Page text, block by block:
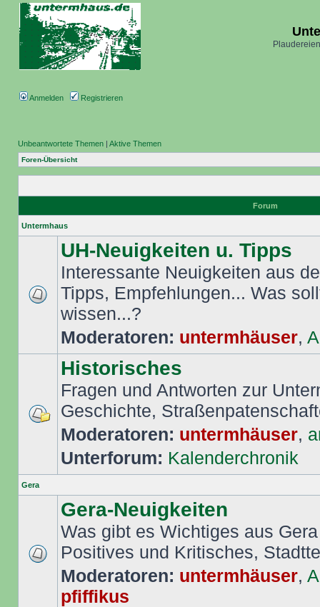
Anmelden Registrieren
Unbeantwortete Themen | Aktive Themen
Foren-Übersicht
Forum
Untermhaus
UH-Neuigkeiten u. Tipps
Interessante Neuigkeiten aus
Tipps, Empfehlungen... Was
wissen...?
Moderatoren: untermhäuser,
Historisches
Fragen und Antworten zur
Geschichte,
Moderatoren: untermhäuser,
Unterforum: Kalenderchronik
Gera
Gera-Neuigkeiten
Was gibt es Wichtiges aus
Positives und Kritisches,
Moderatoren: untermhäuser,
pfiffikus